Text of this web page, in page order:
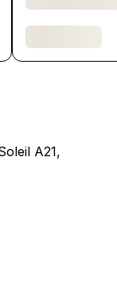
A21,